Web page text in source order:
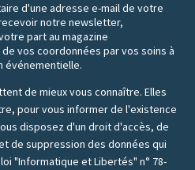
d'une adresse e-mail de votre
notre newsletter,
part au magazine
vos coordonnées par vos soins à
événementielle.
de mieux vous connaître. Elles
pour vous informer de l'existence
disposez d'un droit d'accès, de
de suppression des données qui
"Informatique et Libertés" n° 78-